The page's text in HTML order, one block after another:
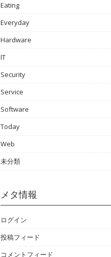
Eating
Everyday
Hardware
IT
Security
Service
Software
Today
Web
未分類
メタ情報
ログイン
投稿フィード
コメントフィード